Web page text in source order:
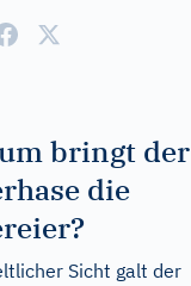
bringt der
die
Sicht galt der